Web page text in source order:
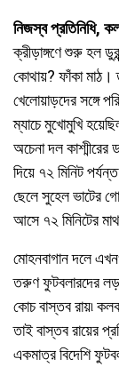
নিজস্ব প্রতিনিধি,
ক্রীড়াঙ্গণে শুরু হল
কোথায়? ফাঁকা মাঠ।
খেলোয়াড়দের সঙ্গে
ম্যাচে মুখোমুখি
অচেনা দল কাশ্মীরের
দিয়ে ৭২ মিনিট
ছেলে সুহেল ভাটের
আসে ৭২ মিনিটের
মোহনবাগান দলে
তরুণ ফুটবলারদের
কোচ বাস্তব রায়৷
তাই বাস্তব রায়ের
একমাত্র বিদেশি